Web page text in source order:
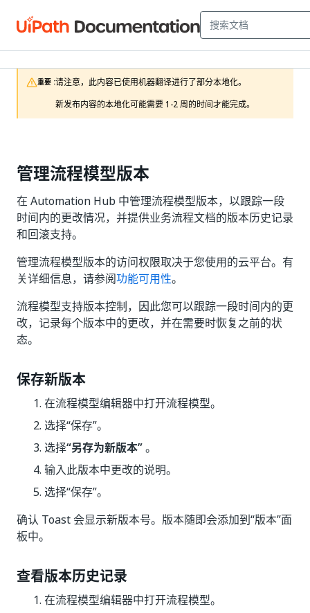
重要 :请注意，此内容已使用机器翻译进行了部分本地化。
新发布内容的本地化可能需要 1-2 周的时间才能完成。
管理流程模型版本
在 Automation Hub 中管理流程模型版本，以跟踪一段
时间内的更改情况，并提供业务流程文档的版本历史记录
和回滚支持。
管理流程模型版本的访问权限取决于您使用的云平台。有
关详细信息，请参阅功能可用性。
流程模型支持版本控制，因此您可以跟踪一段时间内的更
改，记录每个版本中的更改，并在需要时恢复之前的状
态。
保存新版本
在流程模型编辑器中打开流程模型。
选择“保存”。
选择“另存为新版本”。
输入此版本中更改的说明。
选择“保存”。
确认 Toast 会显示新版本号。版本随即会添加到“版本”面
板中。
查看版本历史记录
在流程模型编辑器中打开流程模型。